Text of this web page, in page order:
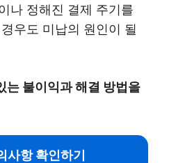
나 정해진 결제 주기를
우도 미납의 원인이 될
는 불이익과 해결 방법을
사항 확인하기